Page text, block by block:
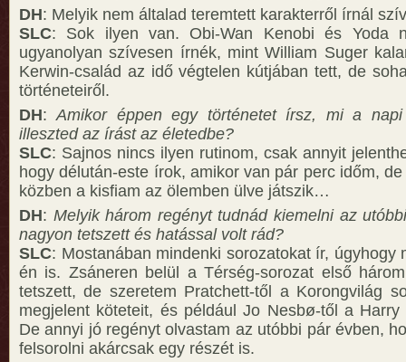
DH: Melyik nem általad teremtett karakterről írnál
SLC: Sok ilyen van. Obi-Wan Kenobi és Yoda
ugyanolyan szívesen írnék, mint William Suger
Kerwin-család az idő végtelen kútjában tett, de
történeteiről.
DH:Amikor éppen egy történetet írsz, mi a
illeszted az írást az életedbe?
SLC: Sajnos nincs ilyen rutinom, csak annyit
hogy délután-este írok, amikor van pár perc időm,
közben a kisfiam az ölemben ülve játszik…
DH: Melyik három regényt tudnád kiemelni az
nagyon tetszett és hatással volt rád?
SLC: Mostanában mindenki sorozatokat ír, úgyhogy
én is. Zsáneren belül a Térség-sorozat első
tetszett, de szeretem Pratchett-től a Korongvilág
megjelent köteteit, és például Jo Nesbø-től a Harry
De annyi jó regényt olvastam az utóbbi pár évben,
felsorolni akárcsak egy részét is.